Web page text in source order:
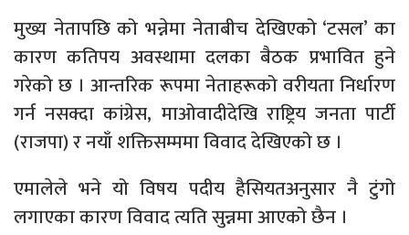
मुख्य नेतापछि को भन्नेमा नेताबीच देखिएको ‘टसल’ का
कारण कतिपय अवस्थामा दलका बैठक प्रभावित हुने
गरेको छ । आन्तरिक रूपमा नेताहरूको वरीयता निर्धारण
गर्न नसक्दा कांग्रेस, माओवादीदेखि राष्ट्रिय जनता पार्टी
(राजपा) र नयाँ शक्तिसम्ममा विवाद देखिएको छ ।
एमालेले भने यो विषय पदीय हैसियतअनुसार नै टुंगो
लगाएका कारण विवाद त्यति सुन्नमा आएको छैन ।